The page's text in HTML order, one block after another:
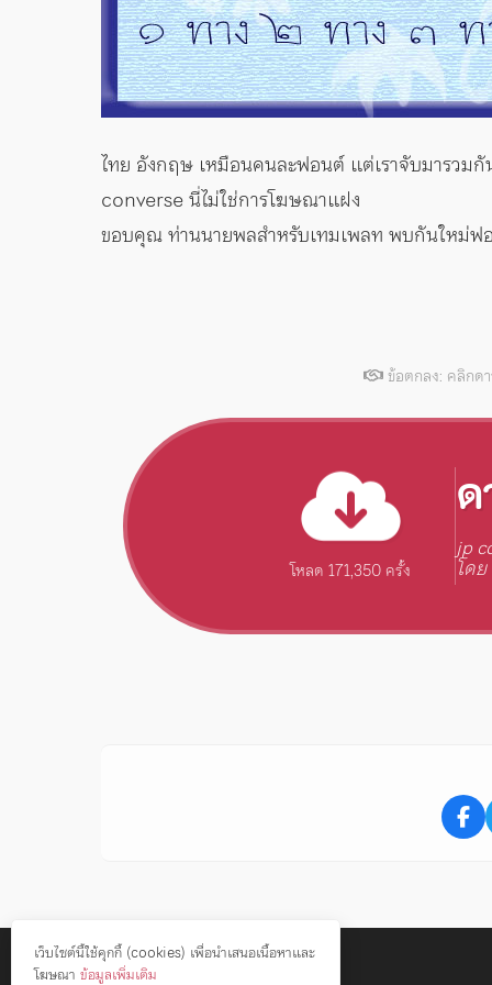
ไทย อังกฤษ เหมือนคนละฟอนต์ แต่เราจับมารวม
converse นี่ไม่ใช่การโฆษณาแฝง
ขอบคุณ ท่านนายพลสำหรับเทมเพลท พบกันใหม่ฟ
ข้อตกลง: คลิกด
โหลด 171,350 ครั้ง
jp
โด
เว็บไซต์นี้ใช้คุกกี้ (cookies) เพื่อนำเสนอเนื้อหาและ
โฆษณา ข้อมูลเพิ่มเติม